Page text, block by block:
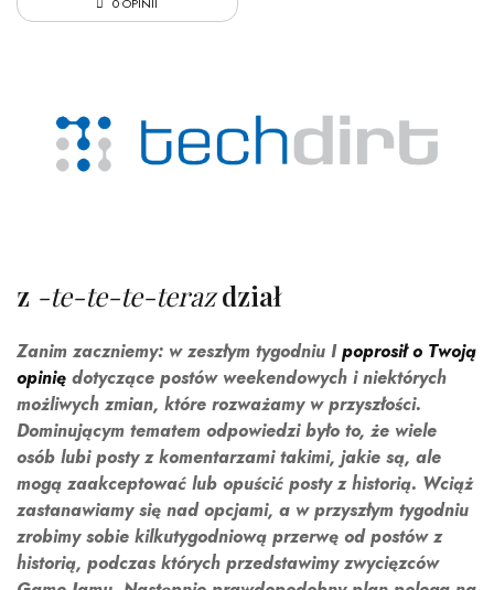
0 OPINII
z -te-te-te-terazdział
Zanim zaczniemy: w zeszłym tygodniu Ipoprosił o Twoją
opinię dotyczące postów weekendowych i niektórych
możliwych zmian, które rozważamy w przyszłości.
Dominującym tematem odpowiedzi było to, że wiele
osób lubi posty z komentarzami takimi, jakie są, ale
mogą zaakceptować lub opuścić posty z historią. Wciąż
zastanawiamy się nad opcjami, a w przyszłym tygodniu
zrobimy sobie kilkutygodniową przerwę od postów z
historią, podczas których przedstawimy zwycięzców